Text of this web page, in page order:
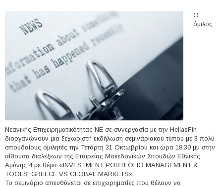
Ο
όμιλος
Νεανικής Επιχειρηματικότητας ΝΕ σε συνεργασία με την HellasFin
διοργανώνουν μια ξεχωριστή εκδήλωση σεμινάριακού τύπου με 3 πολύ
σπουδαίους ομιλητές την Τετάρτη 31 Οκτωβρίου και ώρα 18:30 μμ στην
αίθουσα διαλέξεων της Εταιρείας Μακεδονικών Σπουδών Εθνικής
Αμύνης 4 με θέμα «INVESTMENT PORTFOLIO MANAGEMENT &
TOOLS: GREECE VS GLOBAL MARKETS».
Το σεμινάριο απευθύνεται σε επιχειρηματίες που θέλουν να